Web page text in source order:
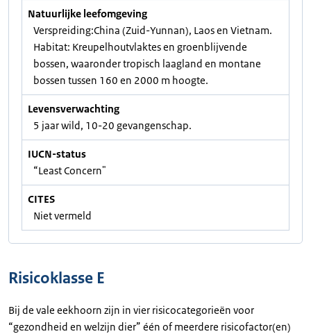
Natuurlijke leefomgeving
Verspreiding:China (Zuid-Yunnan), Laos en Vietnam.
Habitat: Kreupelhoutvlaktes en groenblijvende
bossen, waaronder tropisch laagland en montane
bossen tussen 160 en 2000 m hoogte.
Levensverwachting
5 jaar wild, 10-20 gevangenschap.
IUCN-status
“Least Concern"
CITES
Niet vermeld
Risicoklasse E
Bij de vale eekhoorn zijn in vier risicocategorieën voor
“gezondheid en welzijn dier” één of meerdere risicofactor(en)